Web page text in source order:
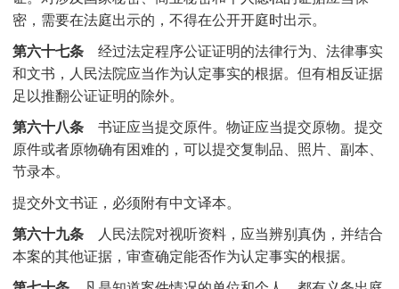
密，需要在法庭出示的，不得在公开开庭时出示。
第六十七条经过法定程序公证证明的法律行为、法律事实
和文书，人民法院应当作为认定事实的根据。但有相反证据
足以推翻公证证明的除外。
第六十八条书证应当提交原件。物证应当提交原物。提交
原件或者原物确有困难的，可以提交复制品、照片、副本、
节录本。
提交外文书证，必须附有中文译本。
第六十九条 人民法院对视听资料，应当辨别真伪，并结合
本案的其他证据，审查确定能否作为认定事实的根据。